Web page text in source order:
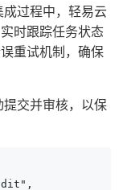
成过程中，轻易云
时跟踪任务状态
重试机制，确保
交并审核，以保